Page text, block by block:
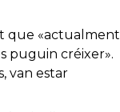
que «actualment
puguin créixer».
van estar